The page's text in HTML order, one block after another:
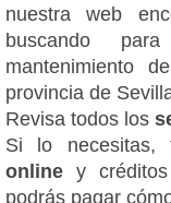
nuestra web
buscando
mantenimiento
provincia de
Revisa todos los
Si lo necesitas,
online y
podrás pagar